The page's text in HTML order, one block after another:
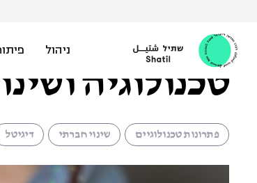
content
ניהול מילנה יערי |25 באפריל 2021
טכנולוגיה
פתרונות טכנולוגיים שינוי חברתי דיגיטל